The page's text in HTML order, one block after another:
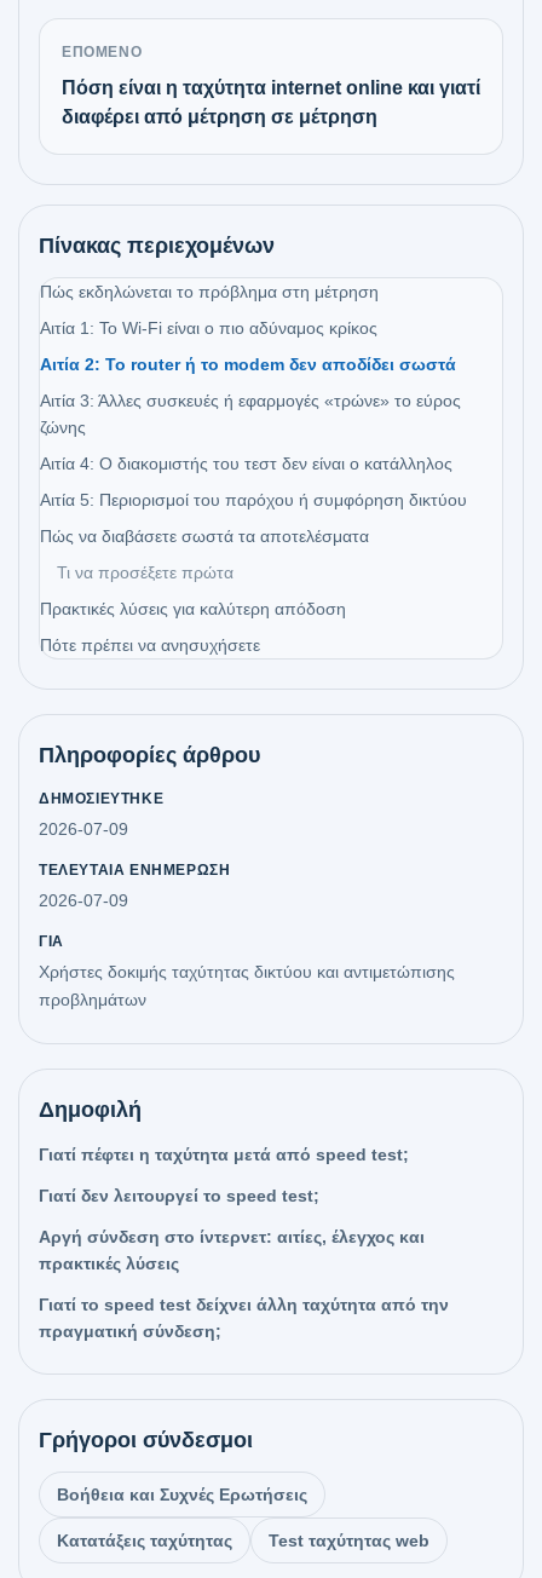
ΕΠΌΜΕΝΟ
Πόση είναι η ταχύτητα internet online και γιατί
διαφέρει από μέτρηση σε μέτρηση
Πίνακας περιεχομένων
Πώς εκδηλώνεται το πρόβλημα στη μέτρηση
Αιτία 1: Το Wi-Fi είναι ο πιο αδύναμος κρίκος
Αιτία 2: Το router ή το modem δεν αποδίδει σωστά
Αιτία 3: Άλλες συσκευές ή εφαρμογές «τρώνε» το εύρος
ζώνης
Αιτία 4: Ο διακομιστής του τεστ δεν είναι ο κατάλληλος
Αιτία 5: Περιορισμοί του παρόχου ή συμφόρηση δικτύου
Πώς να διαβάσετε σωστά τα αποτελέσματα
Τι να προσέξετε πρώτα
Πρακτικές λύσεις για καλύτερη απόδοση
Πότε πρέπει να ανησυχήσετε
Πληροφορίες άρθρου
ΔΗΜΟΣΙΕΎΤΗΚΕ
2026-07-09
ΤΕΛΕΥΤΑΊΑ ΕΝΗΜΈΡΩΣΗ
2026-07-09
ΓΙΑ
Χρήστες δοκιμής ταχύτητας δικτύου και αντιμετώπισης
προβλημάτων
Δημοφιλή
Γιατί πέφτει η ταχύτητα μετά από speed test;
Γιατί δεν λειτουργεί το speed test;
Αργή σύνδεση στο ίντερνετ: αιτίες, έλεγχος και
πρακτικές λύσεις
Γιατί το speed test δείχνει άλλη ταχύτητα από την
πραγματική σύνδεση;
Γρήγοροι σύνδεσμοι
Βοήθεια και Συχνές Ερωτήσεις
Κατατάξεις ταχύτητας Test ταχύτητας web